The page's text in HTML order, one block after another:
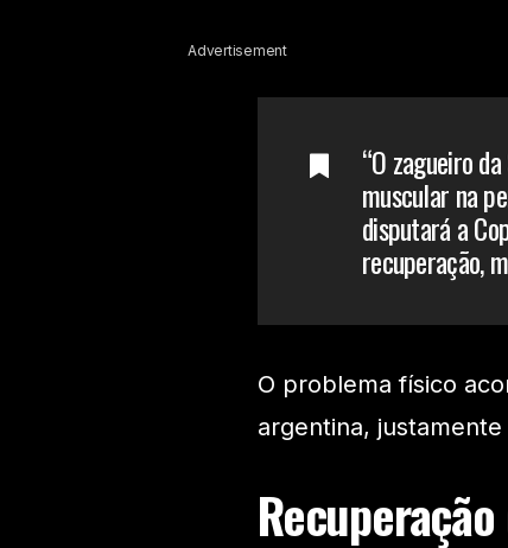
Advertisement
“O zagueiro
muscular na
disputará a
recuperação,
O problema físico
argentina,